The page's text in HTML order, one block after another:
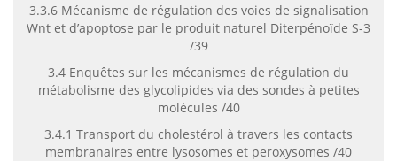
3.3.6 Mécanisme de régulation des voies de signalisation
Wnt et d’apoptose par le produit naturel Diterpénoïde S-3
/39
3.4 Enquêtes sur les mécanismes de régulation du
métabolisme des glycolipides via des sondes à petites
molécules /40
3.4.1 Transport du cholestérol à travers les contacts
membranaires entre lysosomes et peroxysomes /40